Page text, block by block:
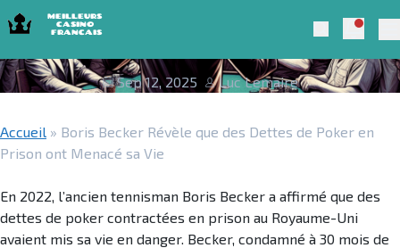
Skip to navigation
Skip to content
Meilleurs Casino Francais 2025
Search
Boris Becker Révèle que des Dettes de
Poker en Prison ont Menacé sa Vie
Sep 12, 2025 Luc Lemaire
Accueil » Boris Becker Révèle que des Dettes de Poker en
Prison ont Menacé sa Vie
En 2022, l’ancien tennisman Boris Becker a affirmé que des
dettes de poker contractées en prison au Royaume-Uni
avaient mis sa vie en danger. Becker, condamné à 30 mois de